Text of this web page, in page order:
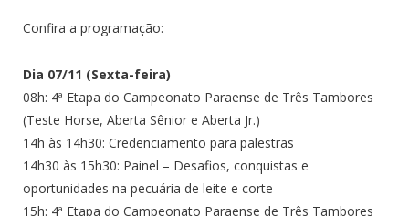
Confira a programação:
Dia 07/11 (Sexta-feira)
08h: 4ª Etapa do Campeonato Paraense de Três Tambores
(Teste Horse, Aberta Sênior e Aberta Jr.)
14h às 14h30: Credenciamento para palestras
14h30 às 15h30: Painel – Desafios, conquistas e
oportunidades na pecuária de leite e corte
15h: 4ª Etapa do Campeonato Paraense de Três Tambores